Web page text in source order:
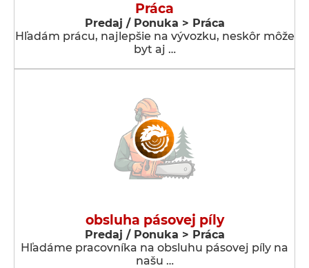
Práca
Predaj / Ponuka > Práca
Hľadám prácu, najlepšie na vývozku, neskôr môže
byt aj …
obsluha pásovej píly
Predaj / Ponuka > Práca
Hľadáme pracovníka na obsluhu pásovej píly na
našu …